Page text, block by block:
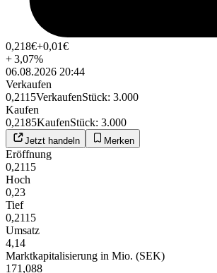
0,218€+0,01€
+3,07%
06.08.2026 20:44
Verkaufen
0,2115VerkaufenStück: 3.000
Kaufen
0,2185KaufenStück: 3.000
Jetzt handeln Merken
Eröffnung
0,2115
Hoch
0,23
Tief
0,2115
Umsatz
4,14
Marktkapitalisierung in Mio. (SEK)
171,088